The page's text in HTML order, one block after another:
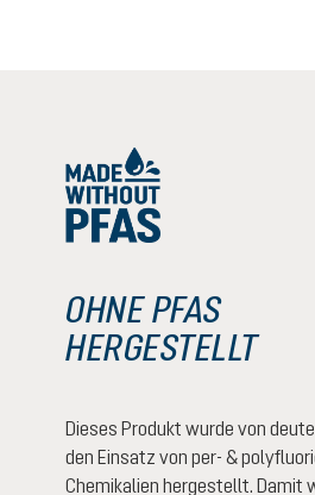
OHNE PFAS
HERGESTELLT
Dieses Produkt wurde von
den Einsatz von per- &
Chemikalien hergestellt. Damit